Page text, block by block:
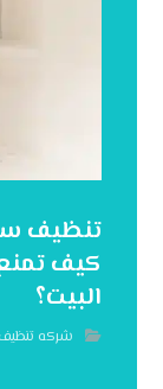
تنظيف
كيف تمنع
البيت؟
شركه تنظيف